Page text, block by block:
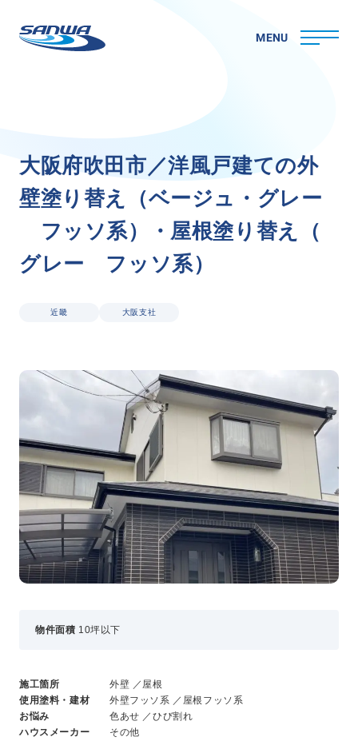
MENU
三和ペイントについて
理念
代表メッセージ
会社概要
拠点一覧
CSR
外壁塗装
屋根塗装
外壁のミカタ（塗り替え相談所）
住まい探しのミカタ
施工事例
外壁セルフチェック
無料点検・お見積もり
メッセージ
キャリア形成
福利厚生・社内イベント
新卒採用
大阪府吹 田市 ／洋風戸建ての外
壁塗り 替え （ベージュ ・ グレー
フ ッ ソ系） ・ 屋根塗り 替え
（
グレー フ ッ ソ系）
近畿 大阪支社
物件面積 10坪以下
施工箇所
外壁 ／屋根
使用塗料・建材
外壁フッソ系 ／屋根フッソ系
お悩み
色あせ ／ひび割れ
ハウスメーカー
その他